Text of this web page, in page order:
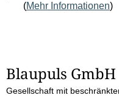
(Mehr Informationen)
S
e
Blaupuls GmbH
Gesellschaft mit